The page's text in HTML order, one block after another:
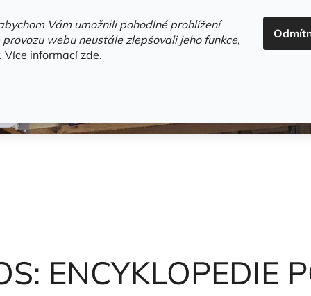
Vám umožnili pohodlné prohlížení
webu neustále zlepšovali jeho funkce,
Více informacízde.
HLEDAT
ENCYKLOPEDIE